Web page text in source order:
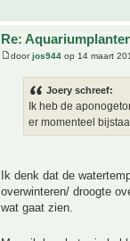
Re:
doorjos944 op 14 maart
Joery schreef:
Ik heb de
er momenteel
Ik denk dat de
overwinteren/ droogte
wat gaat zien.